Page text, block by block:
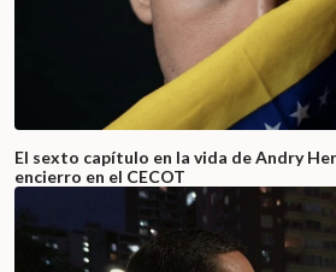
El sexto capítulo en la vida de Andry
encierro en el CECOT